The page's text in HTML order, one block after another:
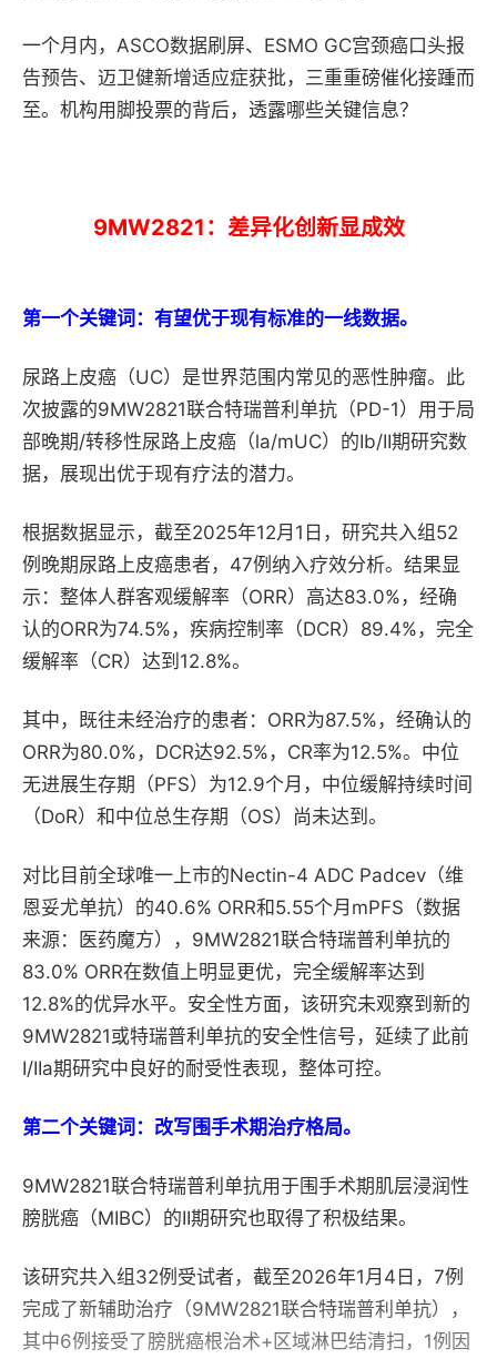
一个月内，ASCO数据刷屏、ESMO GC宫颈癌口头报
告预告、迈卫健新增适应症获批，三重重磅催化接踵而
至。机构用脚投票的背后，透露哪些关键信息？
9MW2821：差异化创新显成效
第一个关键词：有望优于现有标准的一线数据。
尿路上皮癌（UC）是世界范围内常见的恶性肿瘤。此
次披露的9MW2821联合特瑞普利单抗（PD-1）用于局
部晚期/转移性尿路上皮癌（la/mUC）的Ib/II期研究数
据，展现出优于现有疗法的潜力。
根据数据显示，截至2025年12月1日，研究共入组52
例晚期尿路上皮癌患者，47例纳入疗效分析。结果显
示：整体人群客观缓解率（ORR）高达83.0%，经确
认的ORR为74.5%，疾病控制率（DCR）89.4%，完全
缓解率（CR）达到12.8%。
其中，既往未经治疗的患者：ORR为87.5%，经确认的
ORR为80.0%，DCR达92.5%，CR率为12.5%。中位
无进展生存期（PFS）为12.9个月，中位缓解持续时间
（DoR）和中位总生存期（OS）尚未达到。
对比目前全球唯一上市的Nectin-4 ADC Padcev（维
恩妥尤单抗）的40.6% ORR和5.55个月mPFS（数据
来源：医药魔方），9MW2821联合特瑞普利单抗的
83.0% ORR在数值上明显更优，完全缓解率达到
12.8%的优异水平。安全性方面，该研究未观察到新的
9MW2821或特瑞普利单抗的安全性信号，延续了此前
I/IIa期研究中良好的耐受性表现，整体可控。
第二个关键词：改写围手术期治疗格局。
9MW2821联合特瑞普利单抗用于围手术期肌层浸润性
膀胱癌（MIBC）的II期研究也取得了积极结果。
该研究共入组32例受试者，截至2026年1月4日，7例
完成了新辅助治疗（9MW2821联合特瑞普利单抗），
其中6例接受了膀胱癌根治术+区域淋巴结清扫，1例因